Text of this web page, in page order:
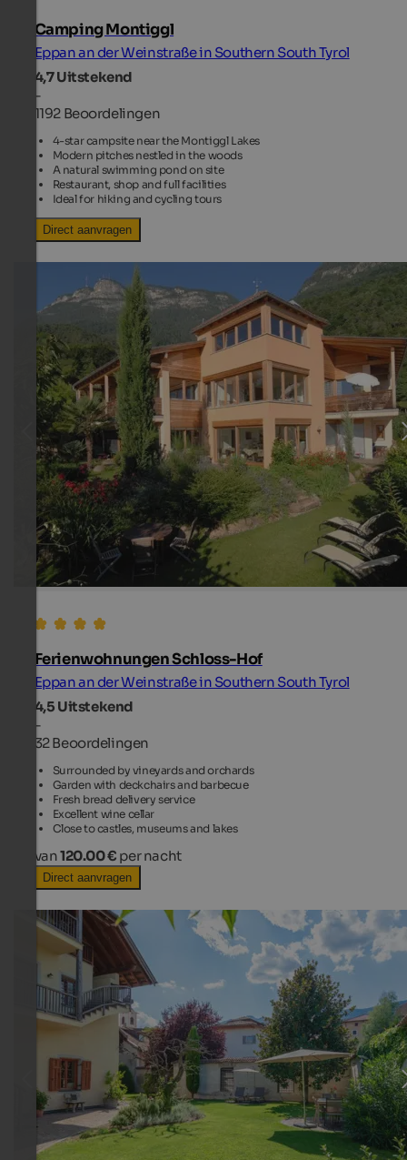
Camping Montiggl
Eppan an der Weinstraße in Southern South Tyrol
4,7Uitstekend
-
1192 Beoordelingen
4-star campsite near the Montiggl Lakes
Modern pitches nestled in the woods
A natural swimming pond on site
Restaurant, shop and full facilities
Ideal for hiking and cycling tours
Direct aanvragen
Ferienwohnungen Schloss-Hof
Eppan an der Weinstraße in Southern South Tyrol
4,5 Uitstekend
-
32 Beoordelingen
Surrounded by vineyards and orchards
Garden with deckchairs and barbecue
Fresh bread delivery service
Excellent wine cellar
Close to castles, museums and lakes
van120.00 € per nacht
Direct aanvragen